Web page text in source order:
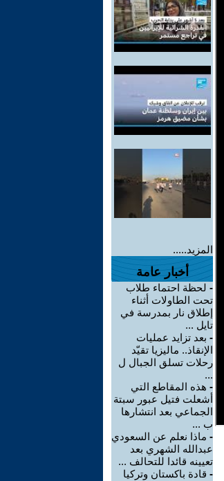
المزيد.....
أخبار عامة
- لحظة احتماء طلاب
تحت الطاولات أثناء
إطلاق نار بمدرسة في
تايل ...
- بعد تزايد عمليات
الإنقاذ.. ماليزيا تقيّد
رحلات تسلق الجبال ل
...
- هذه المقاطع التي
أشعلت فتيل عبور سبتة
الجماعي بعد انتشارها
ب ...
- ماذا نعلم عن السعودي
عبدالله الشهري بعد
تعيينه قائدا للتحالف ...
- قادة باكستان وتركيا